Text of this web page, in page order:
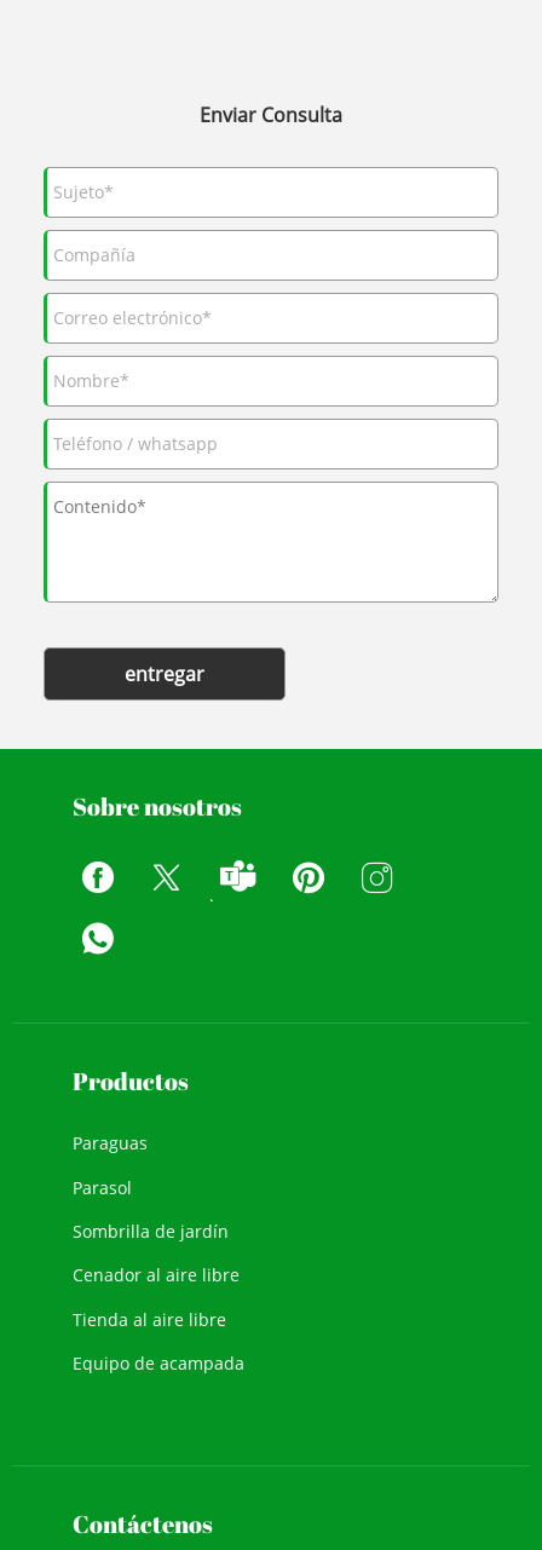
Enviar Consulta
entregar
Sobre nosotros
Productos
Paraguas
Parasol
Sombrilla de jardín
Cenador al aire libre
Tienda al aire libre
Equipo de acampada
Contáctenos